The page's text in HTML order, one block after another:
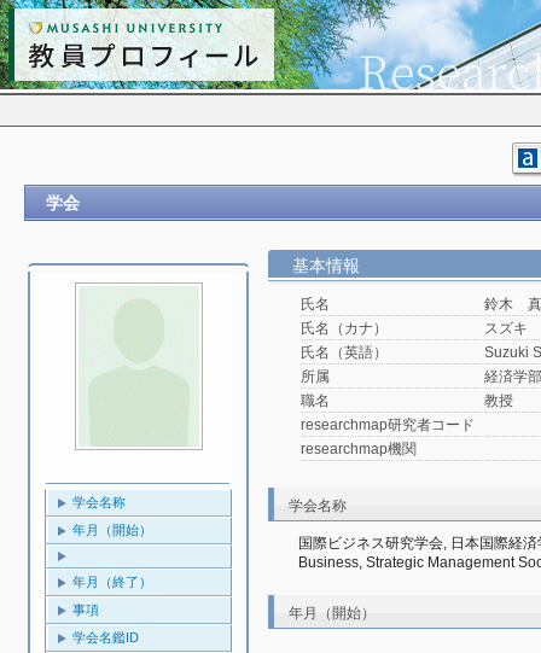
学会
学会名称
年月（開始）
年月（終了）
事項
学会名鑑ID
基本情報
氏名
鈴木
氏名（カナ）
スズキ
氏名（英語）
Suzuki
所属
経済学
職名
教授
researchmap研究者コード
researchmap機関
学会名称
国際ビジネス研究学会, 日本国際経
Business, Strategic Management
年月（開始）